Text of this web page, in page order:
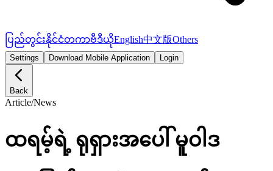
ပြည်တွင်းနိုင်ငံတကာဗီဒီယိုEnglish中文版Others
Settings Download Mobile Application Login
Back
Article/News
ထရမ့်ရဲ့ ရုရှားအပေါ် မူဝါဒ